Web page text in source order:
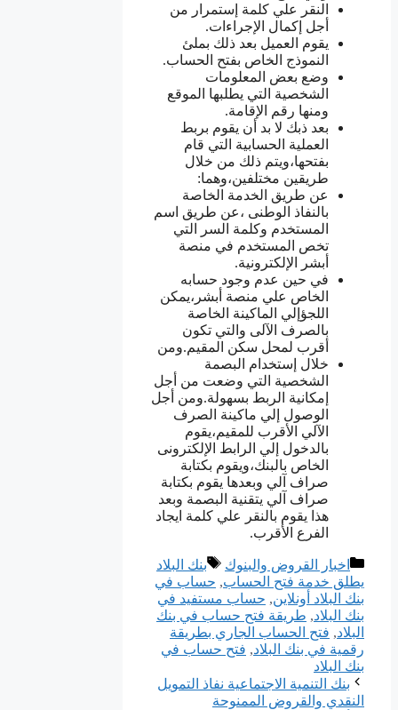
النقر علي كلمة إستمرار من
أجل إكمال الإجراءات.
يقوم العميل بعد ذلك بملئ
النموذج الخاص بفتح الحساب.
وضع بعض المعلومات
الشخصية التي يطلبها الموقع
ومنها رقم الإقامة.
بعد ذبك لا بد أن يقوم بربط
العملية الحسابية التي قام
بفتحها،ويتم ذلك من خلال
طريقين مختلفين،وهما:
عن طريق الخدمة الخاصة
بالنفاذ الوطنى ،عن طريق اسم
المستخدم وكلمة السر التي
تخص المستخدم في منصة
أبشر الإلكترونية.
في حين عدم وجود حسابه
الخاص علي منصة أبشر،يمكن
اللجؤإلي الماكينة الخاصة
بالصرف الآلى والتي تكون
أقرب لمحل سكن المقيم.ومن
خلال إستخدام البصمة
الشخصية التي وضعت من أجل
إمكانية الربط بسهولة.ومن أجل
الوصول إلي ماكينة الصرف
الآلي الأقرب للمقيم،يقوم
بالدخول إلي الرابط الإلكترونى
الخاص بالبنك،ويقوم بكتابة
صراف آلي وبعدها يقوم بكتابة
صراف آلي يتقنية البصمة وبعد
هذا يقوم بالنقر علي كلمة ايجاد
الفرع الأقرب.
التصنيفات
اخبار القروض والبنوك الوسوم
بنك البلاد
يطلق خدمة فتح الحساب, حساب في
بنك البلاد أونلاين, حساب مستفيد في
بنك البلاد, طريقة فتح حساب في بنك
البلاد, فتح الحساب الجاري بطريقة
رقمية في بنك البلاد, فتح حساب في
بنك البلاد
بنك التنمية الاجتماعية نفاذ التمويل
النقدي والقروض الممنوحة